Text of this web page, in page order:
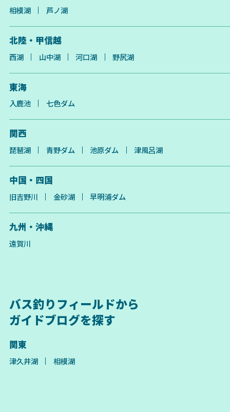
相模湖
芦ノ湖
北陸・甲信越
西湖 山中湖 河口湖 野尻湖
東海
入鹿池 七色ダム
関西
琵琶湖 青野ダム 池原ダム 津風呂湖
中国・四国
旧吉野川 金砂湖 早明浦ダム
九州・沖縄
遠賀川
バス釣りフィールドから
ガイドブログを探す
関東
津久井湖 相模湖